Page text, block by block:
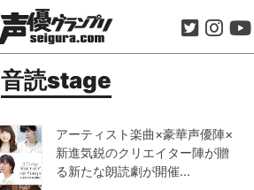
音読stage
アーティスト楽曲×豪華声優陣×
新進気鋭のクリエイター陣が贈
る新たな朗読劇が開催...